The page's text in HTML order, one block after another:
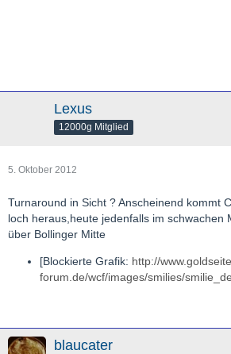
Lexus
12000g Mitglied
5. Oktober 2012
Turnaround in Sicht ? Anscheinend kommt
loch heraus,heute jedenfalls im schwachen
über Bollinger Mitte
[Blockierte Grafik: http://
forum.de/wcf/images/smilies/
blaucater